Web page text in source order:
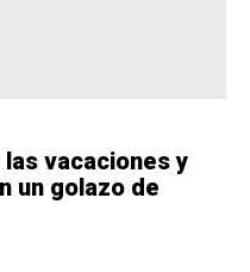
vacaciones y
un golazo de